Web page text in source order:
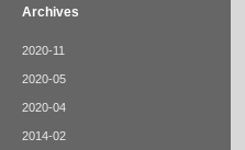
Archives
2020-11
2020-05
2020-04
2014-02